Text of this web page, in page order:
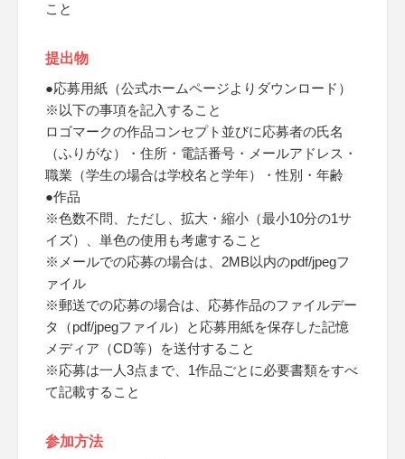
こと
提出物
●応募用紙（公式ホームページよりダウンロード）
※以下の事項を記入すること
ロゴマークの作品コンセプト並びに応募者の氏名
（ふりがな）・住所・電話番号・メールアドレス・
職業（学生の場合は学校名と学年）・性別・年齢
●作品
※色数不問、ただし、拡大・縮小（最小10分の1サ
イズ）、単色の使用も考慮すること
※メールでの応募の場合は、2MB以内のpdf/jpegフ
ァイル
※郵送での応募の場合は、応募作品のファイルデー
タ（pdf/jpegファイル）と応募用紙を保存した記憶
メディア（CD等）を送付すること
※応募は一人3点まで、1作品ごとに必要書類をすべ
て記載すること
参加方法